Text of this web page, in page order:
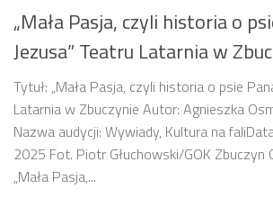
„Mała Pasja, czyli historia o
Jezusa” Teatru Latarnia w
Tytuł: „Mała Pasja, czyli historia o psie
Latarnia w Zbuczynie Autor: Agnieszka
Nazwa audycji: Wywiady, Kultura na
2025 Fot. Piotr Głuchowski/GOK Zbuczyn
„Mała Pasja,...